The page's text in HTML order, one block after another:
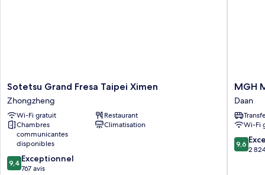
Sotetsu
Grand
Fresa
Taipei
Ximen
Zhongzheng
Sotetsu Grand Fresa Taipei Ximen
Zhongzheng
Wi-Fi gratuit
Restaurant
Chambres
communicantes
disponibles
Climatisation
9.4
sur
9,4 Exceptionnel
767 avis
MGH
Mitsui
Garden
Hotel
Taipei
Daan
MGH
Daan
Wi-Fi
9.6
sur
9,6
2